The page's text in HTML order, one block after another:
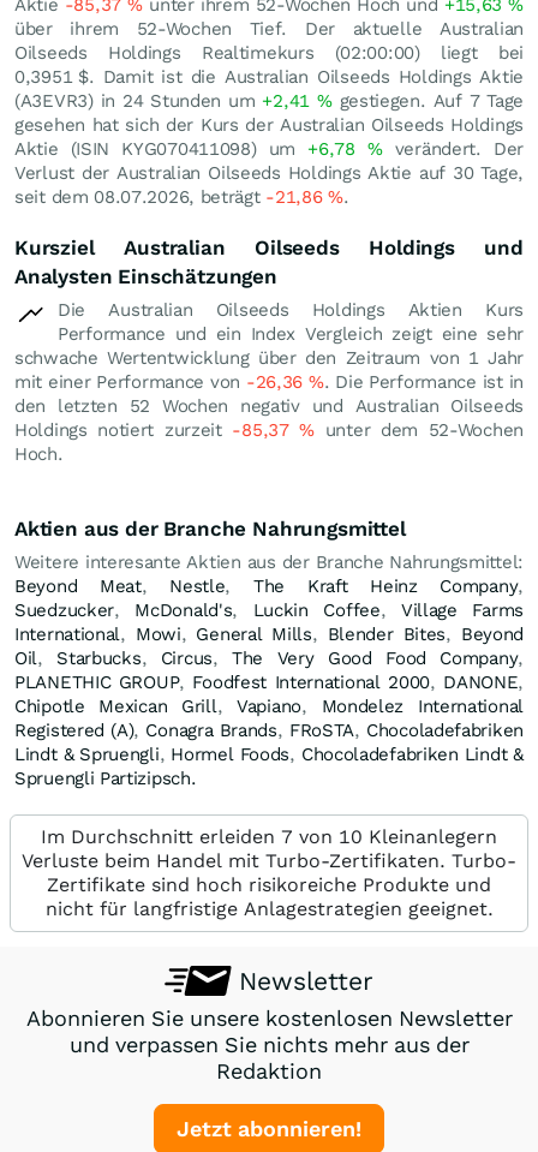
Aktie -85,37%unter ihrem 52-Wochen Hoch und +15,63%
über ihrem 52-Wochen Tief. Der aktuelle Australian
Oilseeds Holdings Realtimekurs (02:00:00) liegt bei
0,3951 $. Damit ist die Australian Oilseeds Holdings Aktie
(A3EVR3) in 24 Stunden um +2,41 %gestiegen. Auf 7 Tage
gesehen hat sich der Kurs der Australian Oilseeds Holdings
Aktie (ISIN KYG070411098) um +6,78 %verändert. Der
Verlust der Australian Oilseeds Holdings Aktie auf 30 Tage,
seit dem 08.07.2026, beträgt -21,86%.
Kursziel Australian Oilseeds Holdings und
Analysten Einschätzungen
Die Australian Oilseeds Holdings Aktien Kurs
Performance und ein Index Vergleich zeigt eine sehr
schwache Wertentwicklung über den Zeitraum von 1 Jahr
mit einer Performance von -26,36 %. Die Performance ist in
den letzten 52 Wochen negativ und Australian Oilseeds
Holdings notiert zurzeit -85,37% unter dem 52-Wochen
Hoch.
Aktien aus der Branche Nahrungsmittel
Weitere interesante Aktien aus der Branche Nahrungsmittel:
Beyond Meat, Nestle, The Kraft Heinz Company,
Suedzucker, McDonald's, Luckin Coffee, Village Farms
International, Mowi, General Mills, Blender Bites, Beyond
Oil, Starbucks, Circus,The Very Good Food Company,
PLANETHIC GROUP, Foodfest International 2000, DANONE,
Chipotle Mexican Grill,Vapiano, Mondelez International
Registered (A), Conagra Brands, FRoSTA, Chocoladefabriken
Lindt & Spruengli, Hormel Foods, Chocoladefabriken Lindt &
Spruengli Partizipsch.
Im Durchschnitt erleiden 7 von 10 Kleinanlegern
Verluste beim Handel mit Turbo-Zertifikaten. Turbo-
Zertifikate sind hoch risikoreiche Produkte und
nicht für langfristige Anlagestrategien geeignet.
Newsletter
Abonnieren Sie unsere kostenlosen Newsletter
und verpassen Sie nichts mehr aus der
Redaktion
Jetzt abonnieren!